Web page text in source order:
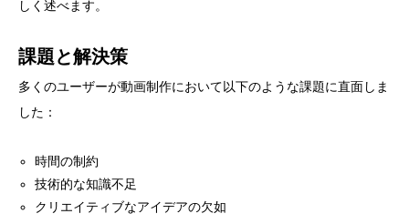
しく述べます。
課題と解決策
多くのユーザーが動画制作において以下のような課題に直面しま
した：
時間の制約
技術的な知識不足
クリエイティブなアイデアの欠如